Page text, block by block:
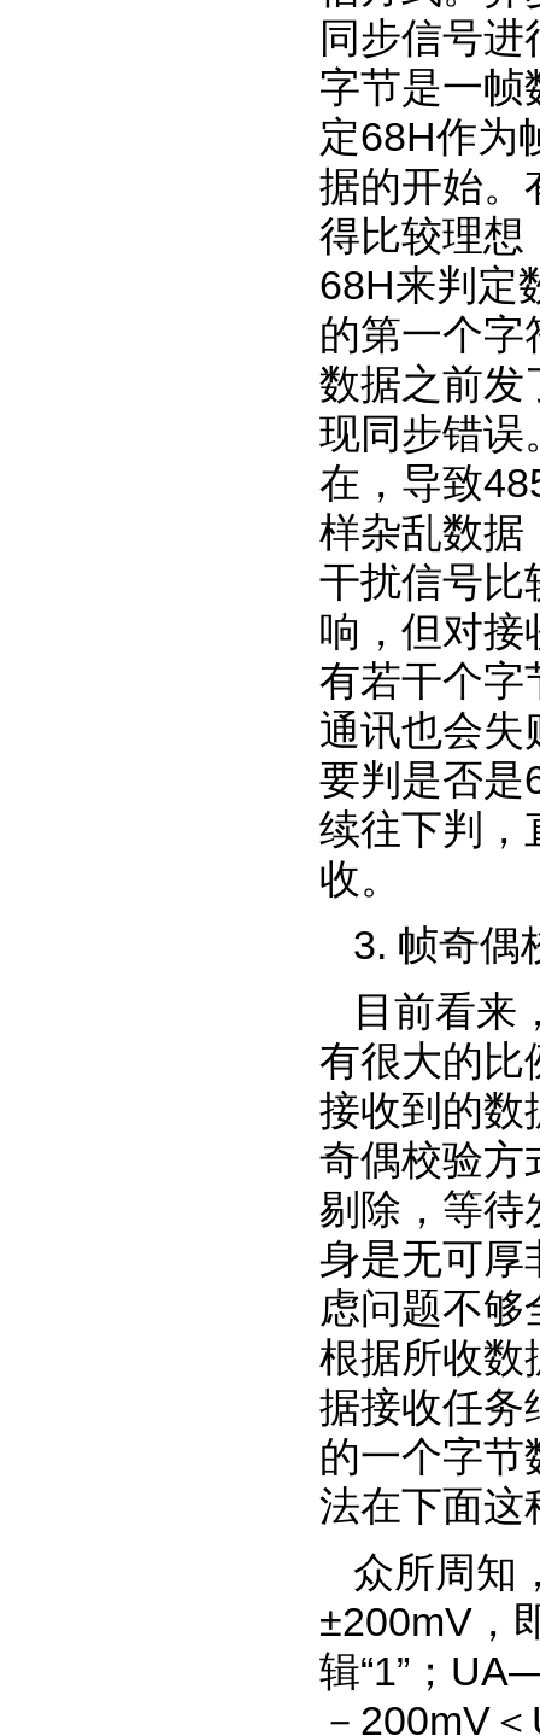
同步信号
字节是一帧
定68H作为
据的开始。
得比较理想
68H来判定
的第一个字
数据之前发
现同步错误
在，导致
样杂乱数据
干扰信号比
响，但对接
有若干个字
通讯也会失
要判是否是
续往下判，
收。
3. 帧奇偶
目前看来
有很大的比
接收到的数
奇偶校验方
剔除，等待
身是无可厚
虑问题不
根据所收数
据接收任务
的一个字节
法在下面这
众所周知
±200mV，
辑“1”；
－200mV